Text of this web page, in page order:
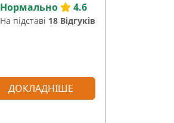
Нормально 4.6
На підставі 18 Відгуків
ДОКЛАДНІШЕ